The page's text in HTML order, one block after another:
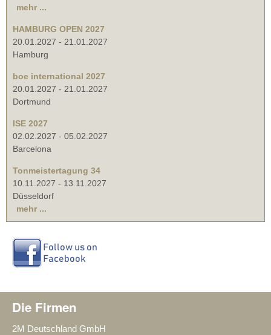
mehr ...
HAMBURG OPEN 2027
20.01.2027 - 21.01.2027
Hamburg
boe international 2027
20.01.2027 - 21.01.2027
Dortmund
ISE 2027
02.02.2027 - 05.02.2027
Barcelona
Tonmeistertagung 34
10.11.2027 - 13.11.2027
Düsseldorf
mehr ...
Die Firmen
2M Deutschland GmbH